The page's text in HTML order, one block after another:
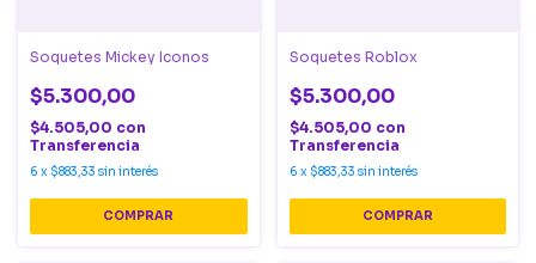
Soquetes Mickey Iconos
$5.300,00
$4.505,00 con
Transferencia
6 x $883,33 sin interés
Soquetes Roblox
$5.300,00
$4.505,00 con
Transferencia
6 x $883,33 sin interés